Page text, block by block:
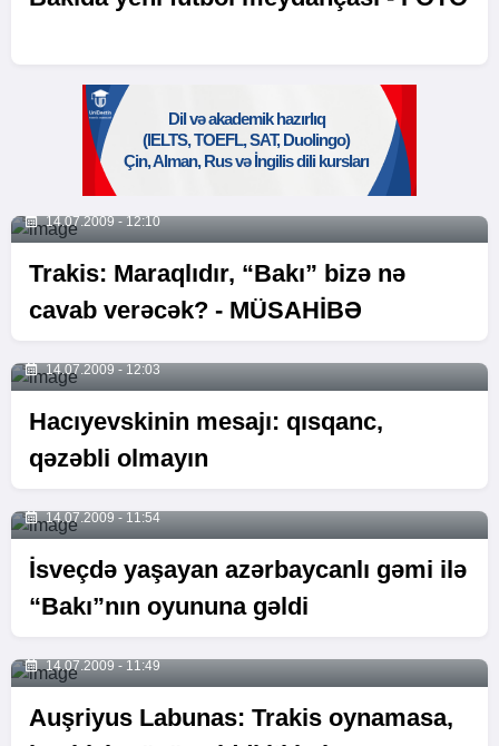
14.07.2009 - 12:10
Trakis: Maraqlıdır, “Bakı” bizə nə
cavab verəcək? - MÜSAHİBƏ
14.07.2009 - 12:03
Hacıyevskinin mesajı: qısqanc,
qəzəbli olmayın
14.07.2009 - 11:54
İsveçdə yaşayan azərbaycanlı gəmi ilə
“Bakı”nın oyununa gəldi
14.07.2009 - 11:49
Auşriyus Labunas: Trakis oynamasa,